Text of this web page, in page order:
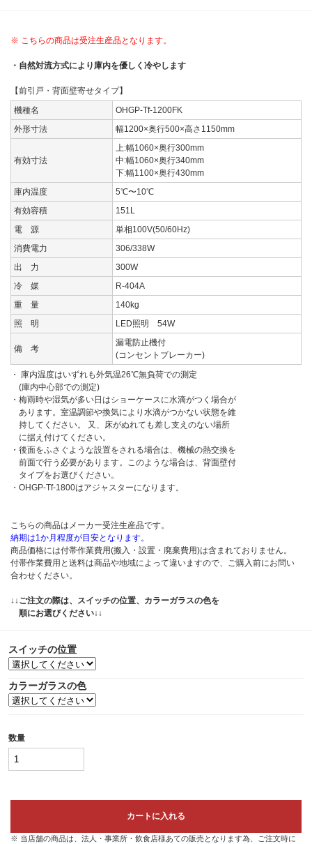
※ こちらの商品は受注生産品となります。
・自然対流方式により庫内を優しく冷やします
【前引戸・背面壁寄せタイプ】
機種名
OHGP-Tf-1200FK
外形寸法
幅1200×奥行500×高さ1150mm
有効寸法
上:幅1060×奥行300mm
中:幅1060×奥行340mm
下:幅1100×奥行430mm
庫内温度
5℃〜10℃
有効容積
151L
電 源
単相100V(50/60Hz)
消費電力
306/338W
出 力
300W
冷 媒
R-404A
重 量
140kg
照 明
LED照明 54W
備 考
漏電防止機付
(コンセントブレーカー)
・ 庫内温度はいずれも外気温26℃無負荷での測定
(庫内中心部での測定)
・梅雨時や湿気が多い日はショーケースに水滴がつく場合が
あります。室温調節や換気により水滴がつかない状態を維
持してください。 又、床がぬれても差し支えのない場所
に据え付けてください。
・後面をふさぐような設置をされる場合は、機械の熱交換を
前面で行う必要があります。このような場合は、背面壁付
タイプをお選びください。
・OHGP-Tf-1800はアジャスターになります。
こちらの商品はメーカー受注生産品です。
納期は1か月程度が目安となります。
商品価格には付帯作業費用(搬入・設置・廃棄費用)は含まれておりません。
付帯作業費用と送料は商品や地域によって違いますので、ご購入前にお問い
合わせください。
↓↓ご注文の際は、スイッチの位置、カラーガラスの色を
順にお選びください↓↓
スイッチの位置
カラーガラスの色
数量
カートに入れる
※ 当店舗の商品は、法人・事業所・飲食店様あての販売となります為、ご注文時に